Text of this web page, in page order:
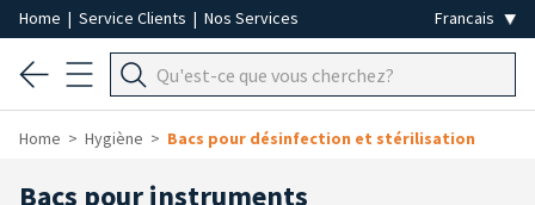
Home | Service Clients | Nos Services
Home Hygiène Bacs pour désinfection et stérilisation
Bacs pour instruments